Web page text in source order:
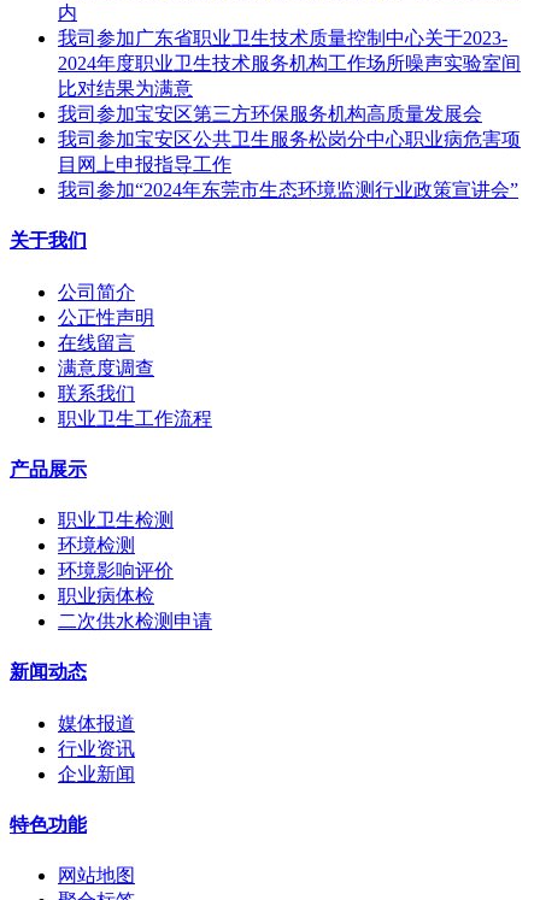
内
我司参加广东省职业卫生技术质量控制中心关于2023-
2024年度职业卫生技术服务机构工作场所噪声实验室间
比对结果为满意
我司参加宝安区第三方环保服务机构高质量发展会
我司参加宝安区公共卫生服务松岗分中心职业病危害项
目网上申报指导工作
我司参加“2024年东莞市生态环境监测行业政策宣讲会”
关于我们
公司简介
公正性声明
在线留言
满意度调查
联系我们
职业卫生工作流程
产品展示
职业卫生检测
环境检测
环境影响评价
职业病体检
二次供水检测申请
新闻动态
媒体报道
行业资讯
企业新闻
特色功能
网站地图